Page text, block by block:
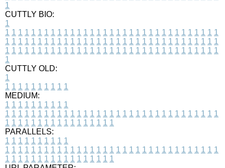
1
CUTTLY BIO:
1
1 1 1 1 1 1 1 1 1 1 1 1 1 1 1 1 1 1 1 1 1 1 1 1 1 1 1 1 1 1 1 1 1
1 1 1 1 1 1 1 1 1 1 1 1 1 1 1 1 1 1 1 1 1 1 1 1 1 1 1 1 1 1 1 1 1
1 1 1 1 1 1 1 1 1 1 1 1 1 1 1 1 1 1 1 1 1 1 1 1 1 1 1 1 1 1 1 1 1
1
CUTTLY OLD:
1
1 1 1 1 1 1 1 1 1 1
MEDIUM:
1 1 1 1 1 1 1 1 1 1
1 1 1 1 1 1 1 1 1 1 1 1 1 1 1 1 1 1 1 1 1 1 1 1 1 1 1 1 1 1 1 1 1
1 1 1 1 1 1 1 1 1 1 1 1 1 1 1 1 1
PARALLELS:
1 1 1 1 1 1 1 1 1 1
1 1 1 1 1 1 1 1 1 1 1 1 1 1 1 1 1 1 1 1 1 1 1 1 1 1 1 1 1 1 1 1 1
1 1 1 1 1 1 1 1 1 1 1 1 1 1 1 1 1